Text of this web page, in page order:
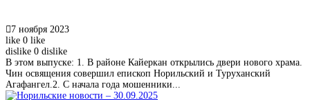
7 ноября 2023
like 0 like
dislike 0 dislike
В этом выпуске: 1. В районе Кайеркан открылись двери нового храма.
Чин освящения совершил епископ Норильский и Туруханский
Агафангел.2. С начала года мошенники...